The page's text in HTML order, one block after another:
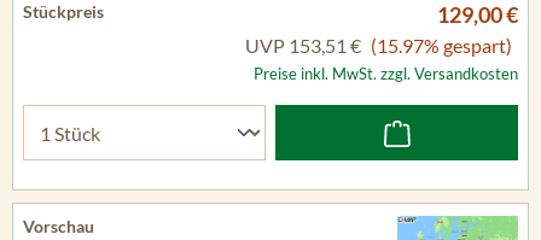
129,00 €
UVP 153,51 € (15.97% gespart)
Preise inkl. MwSt. zzgl. Versandkosten